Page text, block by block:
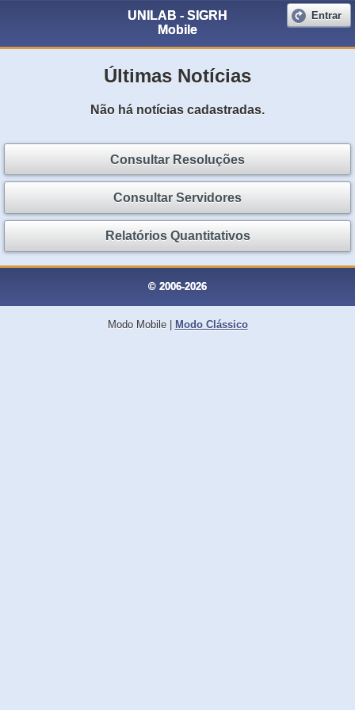
UNILAB - SIGRH
Mobile
Entrar
Últimas Notícias
Não há notícias cadastradas.
Consultar Resoluções
Consultar Servidores
Relatórios Quantitativos
© 2006-2026
Modo Mobile| Modo Clássico